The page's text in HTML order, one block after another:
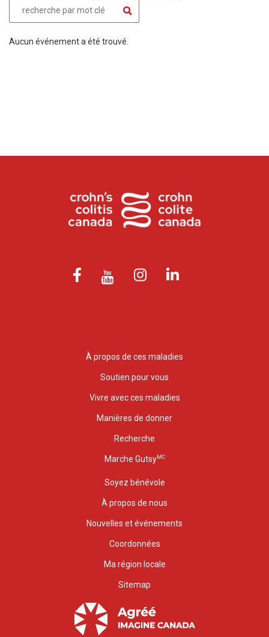
Aucun événement a été trouvé.
À propos de ces maladies
Soutien pour vous
Vivre avec ces maladies
Manières de donner
Recherche
Marche GutsyMC
Soyez bénévole
À propos de nous
Nouvelles et événements
Coordonnées
Ma région locale
Sitemap